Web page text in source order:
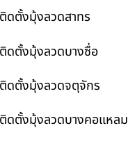
ดตั้งมุ้งลวดสาทร
ดตั้งมุ้งลวดบางซื่อ
ดตั้งมุ้งลวดจตุจักร
ดตั้งมุ้งลวดบางคอแหลม